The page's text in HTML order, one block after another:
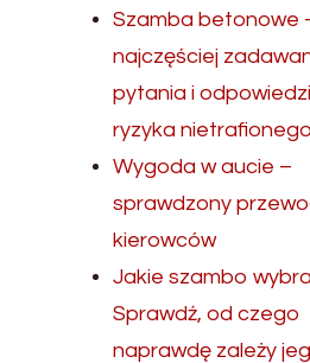
Szamba betonowe
najczęściej
pytania i
ryzyka
Wygoda w aucie –
sprawdzony
kierowców
Jakie szambo
Sprawdź, od czego
naprawdę zależy